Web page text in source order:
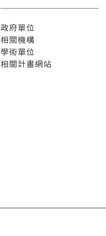
政府單位
相關機構
學術單位
相關計畫網站